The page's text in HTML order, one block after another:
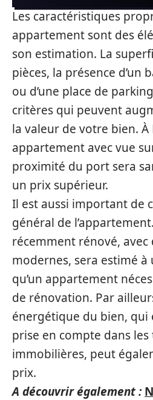
Les caractéristiques
appartement sont des
son estimation. La
pièces, la présence d’un
ou d’une place de
critères qui peuvent
la valeur de votre bien. À
appartement avec vue
proximité du port sera
un prix supérieur.
Il est aussi important de
général de
récemment rénové,
modernes, sera estimé à
qu’un appartement
de rénovation. Par
énergétique du bien, qui
prise en compte dans
immobilières, peut
prix.
A découvrir également :